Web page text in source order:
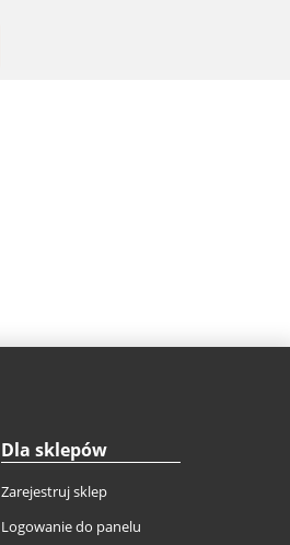
Dla sklepów
Zarejestruj sklep
Logowanie do panelu